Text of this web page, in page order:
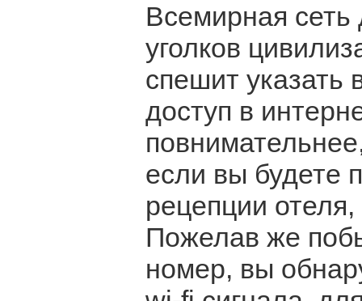
Всемирная
уголков
спешит указать
доступ в
если вы будете
рецепции
Пожелав же
номер, вы